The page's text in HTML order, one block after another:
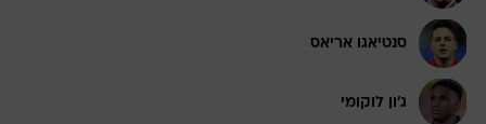
סנטיאגו אריאס
ג'ון לוקומי